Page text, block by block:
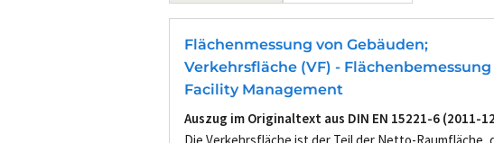
Flächenmessung von Gebäuden;
Verkehrsfläche (VF) -
Facility Management
Auszug im Originaltext aus DIN EN 15221-6 (2011-